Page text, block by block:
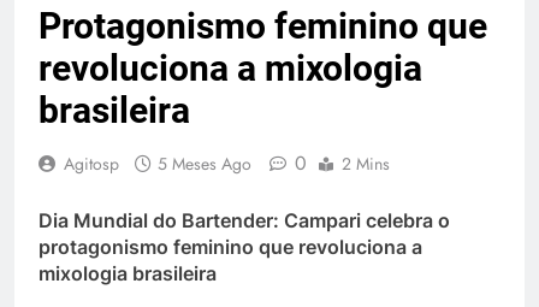
Protagonismo feminino que
revoluciona a mixologia
brasileira
Agitosp 5 Meses Ago 0 2 Mins
Dia Mundial do Bartender: Campari celebra o
protagonismo feminino que revoluciona a
mixologia brasileira